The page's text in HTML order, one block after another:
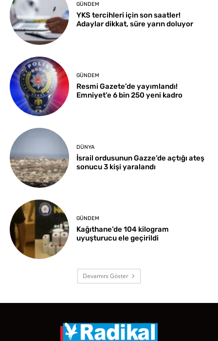
GÜNDEM
YKS tercihleri için son saatler!
Adaylar dikkat, süre yarın doluyor
GÜNDEM
Resmi Gazete’de yayımlandı!
Emniyet’e 6 bin 250 yeni kadro
DÜNYA
İsrail ordusunun Gazze’de açtığı ateş
sonucu 3 kişi yaralandı
GÜNDEM
Kağıthane’de 104 kilogram
uyuşturucu ele geçirildi
Devamını Göster